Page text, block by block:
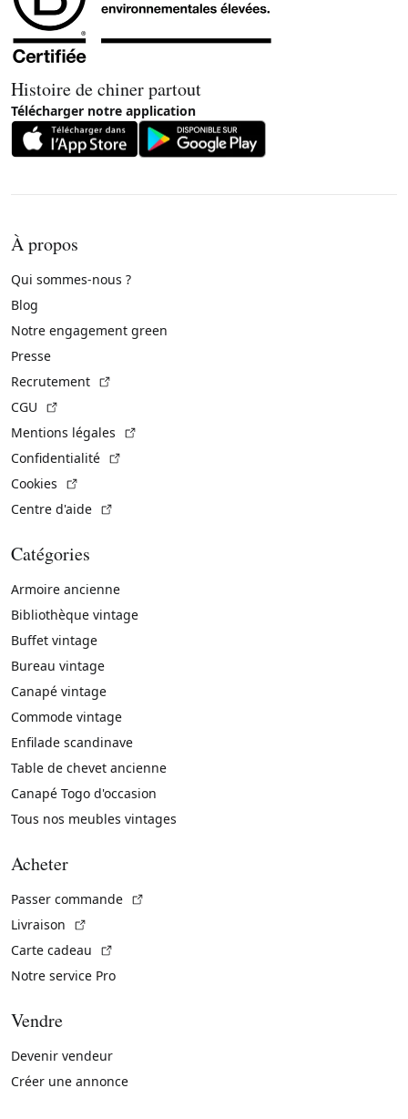
Histoire de chiner partout
Télécharger notre application
À propos
Qui sommes-nous ?
Blog
Notre engagement green
Presse
Recrutement
CGU
Mentions légales
Confidentialité
Cookies
Centre d'aide
Catégories
Armoire ancienne
Bibliothèque vintage
Buffet vintage
Bureau vintage
Canapé vintage
Commode vintage
Enfilade scandinave
Table de chevet ancienne
Canapé Togo d'occasion
Tous nos meubles vintages
Acheter
Passer commande
Livraison
Carte cadeau
Notre service Pro
Vendre
Devenir vendeur
Créer une annonce